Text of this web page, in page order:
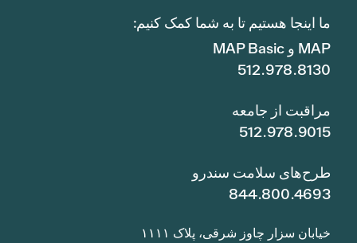
ما اینجا هستیم تا به شما کمک کنیم:
MAP و MAP Basic
512.978.8130
مراقبت از جامعه
512.978.9015
طرح‌های سلامت سندرو
844.800.4693
خیابان سزار چاوز شرقی، پلاک ۱۱۱۱